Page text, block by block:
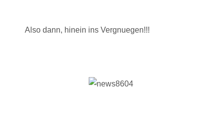
Also dann, hinein ins Vergnuegen!!!